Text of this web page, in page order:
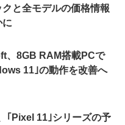
と全モデルの価格情報
に
、8GB RAM搭載PCで
11｣の動作を改善へ
｢Pixel 11｣シリーズの予